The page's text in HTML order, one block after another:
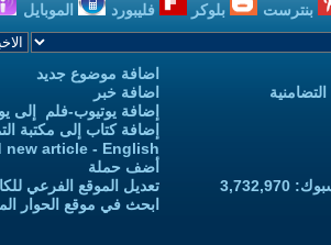
بنترست بلوكر فليبورد الموبايل
اضافة موضوع جديد
اضافة خبر
إضافة يوتيوب-فلم إلى
إضافة كتاب إلى مكتبة
new article - English
أضف حملة
تعديل الموقع الفرعي
ابحث في موقع الحوار